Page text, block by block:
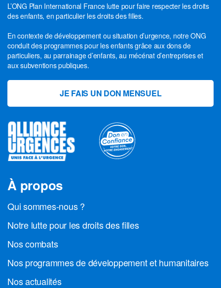
L’ONG Plan International France lutte pour faire respecter les droits
des enfants, en particulier les droits des filles.
En contexte de développement ou situation d’urgence, notre ONG
conduit des programmes pour les enfants grâce aux dons de
particuliers, au parrainage d’enfants, au mécénat d’entreprises et
aux subventions publiques.
JE FAIS UN DON MENSUEL
À propos
Qui sommes-nous ?
Notre lutte pour les droits des filles
Nos combats
Nos programmes de développement et humanitaires
Nos actualités